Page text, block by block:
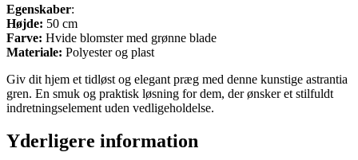
Egenskaber:
Højde: 50 cm
Farve: Hvide blomster med grønne blade
Materiale: Polyester og plast
Giv dit hjem et tidløst og elegant præg med denne kunstige astrantia
gren. En smuk og praktisk løsning for dem, der ønsker et stilfuldt
indretningselement uden vedligeholdelse.
Yderligere information